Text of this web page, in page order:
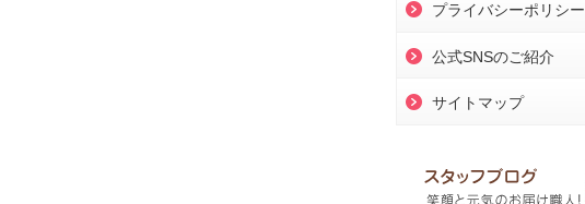
プライバシーポリシー
公式SNSのご紹介
サイトマップ